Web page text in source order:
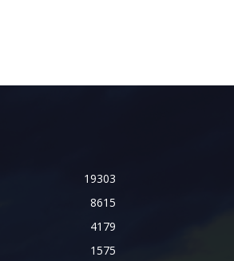
19303
8615
4179
1575